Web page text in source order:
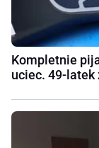
Kompletnie
uciec. 49-latek